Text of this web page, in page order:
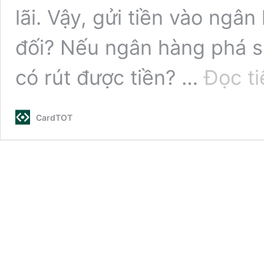
lãi. Vậy, gửi tiền vào
đối? Nếu ngân hàng phá
có rút được tiền? …Đọc
CardTOT